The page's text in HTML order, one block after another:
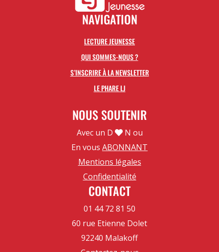
NAVIGATION
LECTURE JEUNESSE
QUI SOMMES-NOUS ?
S’INSCRIRE À LA NEWSLETTER
LE PHARE LJ
NOUS SOUTENIR
Avec un D
N ou
En vous ABONNANT
Mentions légales
Confidentialité
CONTACT
01 44 72 81 50
60 rue Etienne Dolet
92240 Malakoff